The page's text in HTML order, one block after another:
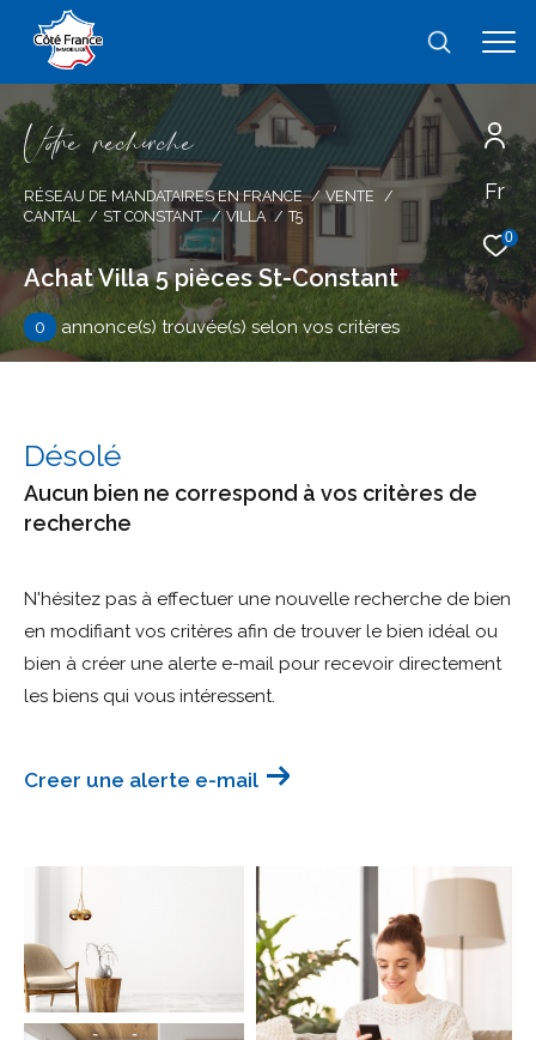
Fr
0
Vore recece
RÉSEAU DE MANDATAIRES EN FRANCE
VENTE
CANTAL
ST CONSTANT VILLA T5
Achat Villa 5 pièces St-Constant
0 annonce(s) trouvée(s) selon vos critères
Désolé
Aucun bien ne correspond à vos critères de
recherche
N'hésitez pas à effectuer une nouvelle recherche de bien
en modifiant vos critères afin de trouver le bien idéal ou
bien à créer une alerte e-mail pour recevoir directement
les biens qui vous intéressent.
Creer une alerte e-mail
Effectuer une recherche
et trouver le bien qui correspond à vos
critères
Type
d'offre
Vente
bien
Ville
Budget
Surface
Surface
Pièces
AFFINER LES CRITÈRES
TERRASSE PARKING PISCINE